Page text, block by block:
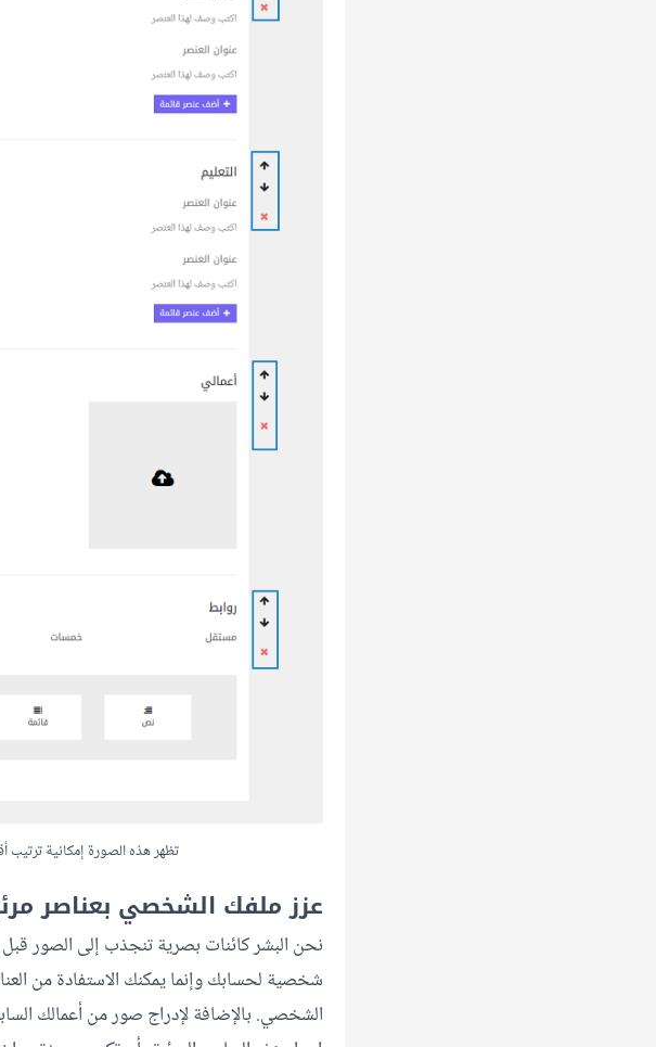
تظهر هذه الصورة إمكانية ترتيب
عزز ملفك الشخصي بعناصر
نحن البشر كائنات بصرية تنجذب إلى الصور
شخصية لحسابك وإنما يمكنك الاستفادة من
الشخصي. بالإضافة لإدراج صور من أعمالك